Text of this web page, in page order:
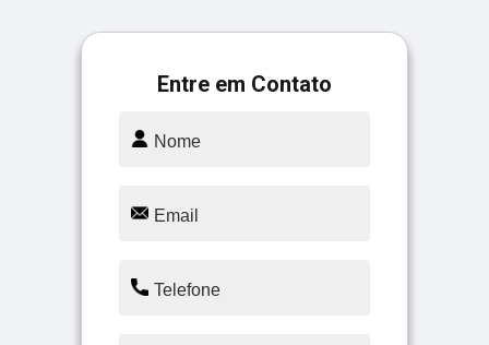
Entre em Contato